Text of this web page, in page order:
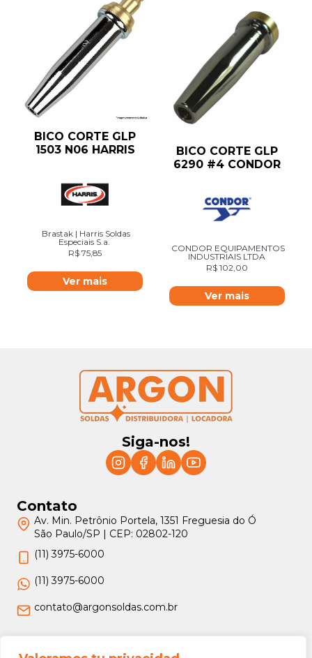
BICO CORTE GLP
1503 N06 HARRIS
Brastak | Harris Soldas
Especiais S.a.
R$ 75,85
Ver mais
BICO CORTE GLP
6290 #4 CONDOR
CONDOR EQUIPAMENTOS
INDUSTRIAIS LTDA
R$ 102,00
Ver mais
Siga-nos!
Contato
Av. Min. Petrônio Portela, 1351 Freguesia do Ó
São Paulo/SP | CEP: 02802-120
(11) 3975-6000
(11) 3975-6000
contato@argonsoldas.com.br
Jurídico